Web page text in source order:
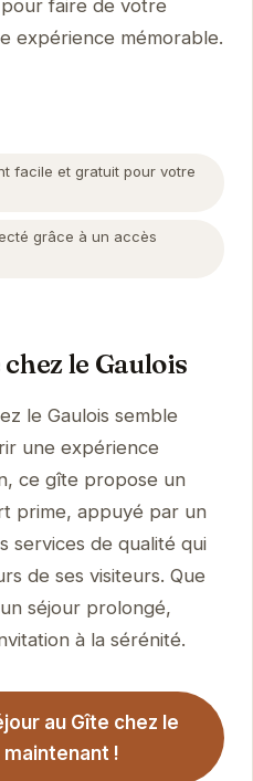
faire de votre
expérience mémorable.
facile et gratuit pour votre
grâce à un accès
le Gaulois
le Gaulois semble
une expérience
ce gîte propose un
prime, appuyé par un
services de qualité qui
de ses visiteurs. Que
séjour prolongé,
à la sérénité.
au Gîte chez le
!